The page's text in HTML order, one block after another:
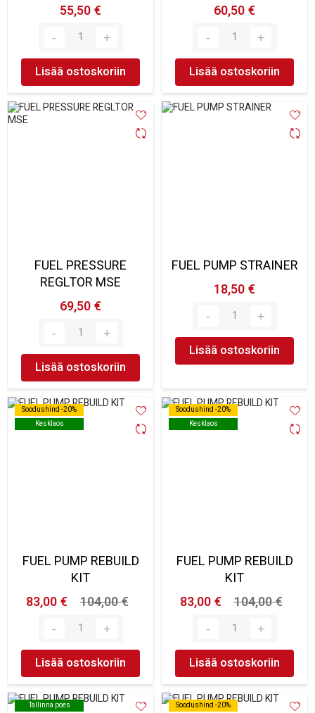
55,50 €
Lisää ostoskoriin
60,50 €
Lisää ostoskoriin
FUEL PRESSURE
REGLTOR MSE
69,50 €
Lisää ostoskoriin
FUEL PUMP STRAINER
18,50 €
Lisää ostoskoriin
Soodushind -20%
Kesklaos
Soodushind -20%
Kesklaos
FUEL PUMP REBUILD
KIT
83,00 €
104,00 €
Lisää ostoskoriin
Soodushind -20%
Kesklaos
Soodushind -20%
Kesklaos
FUEL PUMP REBUILD
KIT
83,00 €
104,00 €
Lisää ostoskoriin
Tallinna poes
Tallinna poes
Soodushind -20%
Soodushind -20%